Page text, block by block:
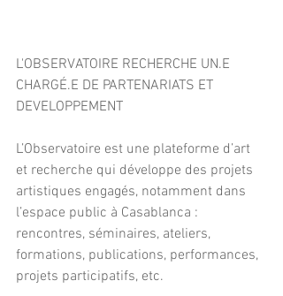
L'OBSERVATOIRE RECHERCHE UN.E
CHARGÉ.E DE PARTENARIATS ET
DEVELOPPEMENT
L’Observatoire est une plateforme d’art
et recherche qui développe des projets
artistiques engagés, notamment dans
l’espace public à Casablanca :
rencontres, séminaires, ateliers,
formations, publications, performances,
projets participatifs, etc.